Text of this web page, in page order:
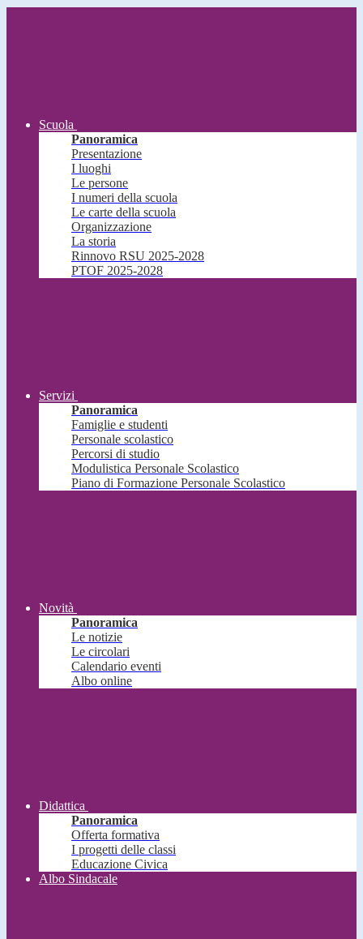
Scuola
Panoramica
Presentazione
I luoghi
Le persone
I numeri della scuola
Le carte della scuola
Organizzazione
La storia
Rinnovo RSU 2025-2028
PTOF 2025-2028
Servizi
Panoramica
Famiglie e studenti
Personale scolastico
Percorsi di studio
Modulistica Personale Scolastico
Piano di Formazione Personale Scolastico
Novità
Panoramica
Le notizie
Le circolari
Calendario eventi
Albo online
Didattica
Panoramica
Offerta formativa
I progetti delle classi
Educazione Civica
Albo Sindacale